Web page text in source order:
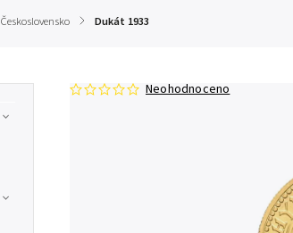
Československo / Dukát 1933
Neohodnoceno